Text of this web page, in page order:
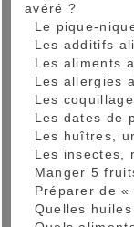
avéré ?
Le pique-
Les additifs
Les aliments
Les allergies
Les
Les dates de
Les huîtres,
Les insectes,
Manger 5
Préparer de
Quelles